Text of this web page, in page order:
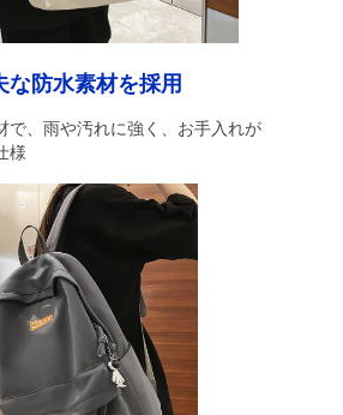
な防水素材を採用
で、雨や汚れに強く、お手入れが
様